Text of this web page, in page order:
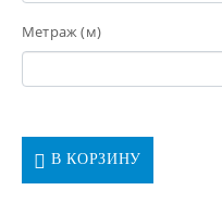
Метраж (м)
В КОРЗИНУ